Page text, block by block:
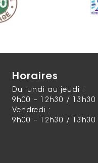
Horaires
Du lundi au jeudi :
9h00 – 12h30 / 13h30
Vendredi :
9h00 – 12h30 / 13h30